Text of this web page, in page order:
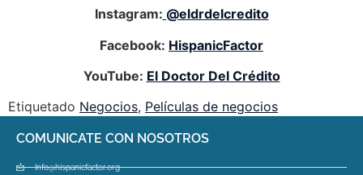
Instagram: @eldrdelcredito
Facebook: HispanicFactor
YouTube: El Doctor Del Crédito
Etiquetado Negocios, Películas de negocios
COMUNICATE CON NOSOTROS
Info@hispanicfactor.org